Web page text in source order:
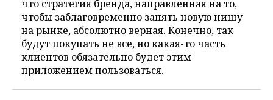
что стратегия бренда, направленная на то,
чтобы заблаговременно занять новую нишу
на рынке, абсолютно верная. Конечно, так
будут покупать не все, но какая-то часть
клиентов обязательно будет этим
приложением пользоваться.